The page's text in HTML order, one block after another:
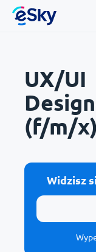
UX/UI
(f/m/x)
Widzisz